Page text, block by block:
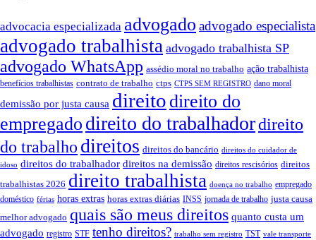
advocacia especializada advogado advogado especialista
advogado trabalhista advogado trabalhista SP
advogado WhatsApp assédio moral no trabalho ação trabalhista
benefícios trabalhistas contrato de trabalho ctps CTPS SEM REGISTRO dano moral
demissão por justa causa direito direito do
empregado direito do trabalhadordireito
do trabalho direitos direitos do bancário direitos do cuidador de
idoso direitos do trabalhador direitos na demissão direitos rescisórios direitos
trabalhistas 2026 direito trabalhista doença no trabalho empregado
doméstico férias horas extras horas extras diárias INSS jornada de trabalho justa causa
melhor advogado quais são meus direitos quanto custa um
advogado registro STF tenho direitos? trabalho sem registro TST vale transporte